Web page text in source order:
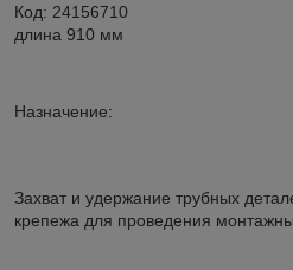
Код: 24156710
длина 910 мм
Назначение:
Захват и удержание трубных
крепежа для проведения